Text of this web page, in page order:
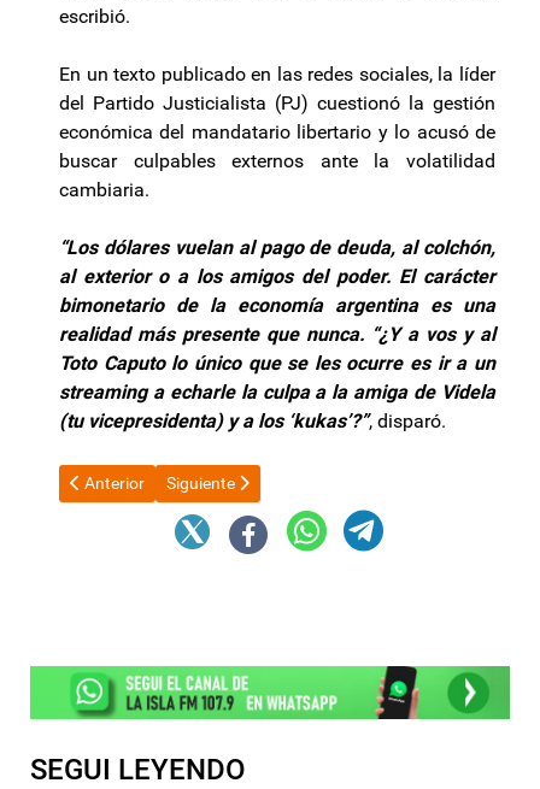
escribió.
En un texto publicado en las redes sociales, la líder
del Partido Justicialista (PJ) cuestionó la gestión
económica del mandatario libertario y lo acusó de
buscar culpables externos ante la volatilidad
cambiaria.
“Los dólares vuelan al pago de deuda, al colchón,
al exterior o a los amigos del poder. El carácter
bimonetario de la economía argentina es una
realidad más presente que nunca. “¿Y a vos y al
Toto Caputo lo único que se les ocurre es ir a un
streaming a echarle la culpa a la amiga de Videla
(tu vicepresidenta) y a los ‘kukas’?”, disparó.
Artículo anterior: Programa Autoconstrucción: se preparan
Anterior Artículo siguiente: Catamarca celebrará el 204°
Siguiente
SEGUI LEYENDO